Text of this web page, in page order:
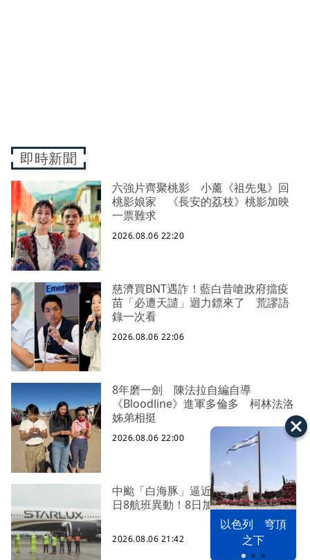
以色列 穹頂
之下
即時新聞
六強片齊聚桃影 小薰《祖先鬼》回
桃影娘家 《長安的荔枝》桃影加映
一票難求
2026.08.06 22:20
慈濟買BNT遇詐！藍白昔嗆政府擋疫
苗「必遭天譴」迴力鏢來了 荒謬語
錄一次看
2026.08.06 22:06
8年磨一劍 陳法拉自編自導
《Bloodline》進軍多倫多 柯林法洛
姊弟相挺
2026.08.06 22:00
中颱「白海豚」逼近北台灣 星宇台
日8航班異動！8日加開疏運
2026.08.06 21:42